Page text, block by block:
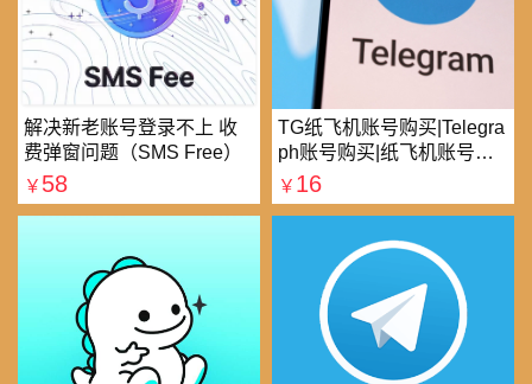
解决新老账号登录不上 收
费弹窗问题（SMS Free）
￥ 58
TG纸飞机账号购买|Telegra
ph账号购买|纸飞机账号购
买|电报账号购买
￥ 16